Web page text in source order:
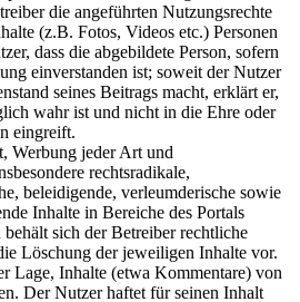
die angeführten Nutzungsrechte
(z.B. Fotos, Videos etc.) Personen
dass die abgebildete Person, sofern
einverstanden ist; soweit der Nutzer
seines Beitrags macht, erklärt er,
wahr ist und nicht in die Ehre oder
eingreift.
Werbung jeder Art und
rechtsradikale,
beleidigende, verleumderische sowie
Inhalte in Bereiche des Portals
sich der Betreiber rechtliche
Löschung der jeweiligen Inhalte vor.
Lage, Inhalte (etwa Kommentare) von
Der Nutzer haftet für seinen Inhalt